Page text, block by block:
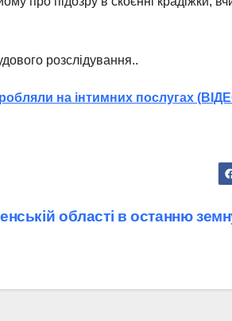
розслідування..
на інтимних послугах
області в останню